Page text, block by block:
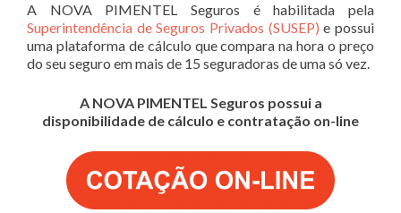
A NOVA PIMENTEL Seguros é habilitada pela
Superintendência de Seguros Privados (SUSEP) e possui
uma plataforma de cálculo que compara na hora o preço
do seu seguro em mais de 15 seguradoras de uma só vez.
A NOVA PIMENTEL Seguros possui a
disponibilidade de cálculo e contratação on-line